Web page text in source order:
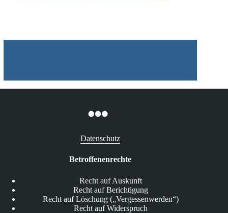
Datenschutz
Betroffenenrechte
Recht auf Auskunft
Recht auf Berichtigung
Recht auf Löschung („Vergessenwerden“)
Recht auf Widerspruch